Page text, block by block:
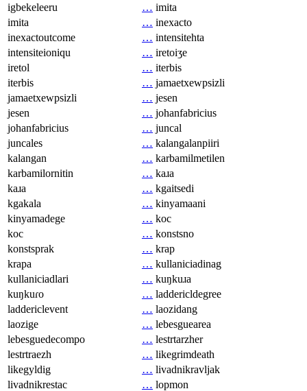
igbekeleeru
… imita
imita
… inexacto
inexactoutcome
… intensitehta
intensiteioniqu
… iretoiʒe
iretol
… iterbis
iterbis
… jamaetxewpsizli
jamaetxewpsizli
… jesen
jesen
… johanfabricius
johanfabricius
… juncal
juncales
… kalangalanpiiri
kalangan
… karbamilmetilen
karbamilornitin
… kaɹa
kaɹa
… kgaitsedi
kgakala
… kinyamaani
kinyamadege
… koc
koc
… konstsno
konstsprak
… krap
krapa
… kullaniciadinag
kullaniciadlari
… kuŋkuɹa
kuŋkuɾo
… laddericldegree
laddericlevent
… laozidang
laozige
… lebesguearea
lebesguedecompo
… lestrtarzher
lestrtraezh
… likegrimdeath
likegyldig
… livadnikravljak
livadnikrestac
… lopmon